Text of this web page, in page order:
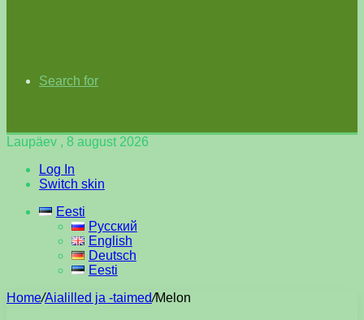
Search for
Laupäev , 8 august 2026
Log In
Switch skin
Eesti
Русский
English
Deutsch
Eesti
Home/Aialilled ja -taimed/Melon